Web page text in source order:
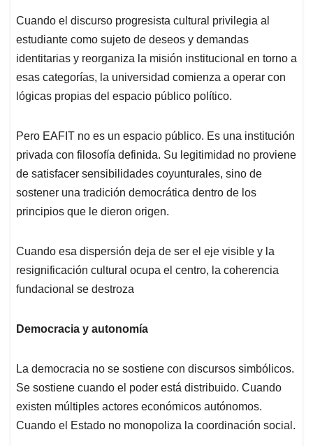
Cuando el discurso progresista cultural privilegia al
estudiante como sujeto de deseos y demandas
identitarias y reorganiza la misión institucional en torno a
esas categorías, la universidad comienza a operar con
lógicas propias del espacio público político.
Pero EAFIT no es un espacio público. Es una institución
privada con filosofía definida. Su legitimidad no proviene
de satisfacer sensibilidades coyunturales, sino de
sostener una tradición democrática dentro de los
principios que le dieron origen.
Cuando esa dispersión deja de ser el eje visible y la
resignificación cultural ocupa el centro, la coherencia
fundacional se destroza
Democracia y autonomía
La democracia no se sostiene con discursos simbólicos.
Se sostiene cuando el poder está distribuido. Cuando
existen múltiples actores económicos autónomos.
Cuando el Estado no monopoliza la coordinación social.